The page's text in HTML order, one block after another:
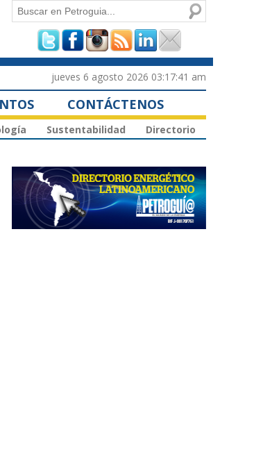
Formulario de
búsqueda
Buscar
jueves 6 agosto 2026 03:17:41 am
CONTÁCTENOS
Sustentabilidad Directorio